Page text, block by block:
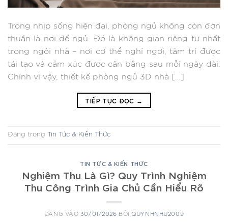
Trong nhịp sống hiện đại, phòng ngủ không còn đơn
thuần là nơi để ngủ. Đó là không gian riêng tư nhất
trong ngôi nhà – nơi cơ thể nghỉ ngơi, tâm trí được
tái tạo và cảm xúc được cân bằng sau mỗi ngày dài.
Chính vì vậy, thiết kế phòng ngủ 3D nhà […]
TIẾP TỤC ĐỌC →
Đăng trong Tin Tức & Kiến Thức
TIN TỨC & KIẾN THỨC
Nghiệm Thu Là Gì? Quy Trình Nghiệm
Thu Công Trình Gia Chủ Cần Hiểu Rõ
ĐĂNG VÀO 30/01/2026 BỞIQUYNHNHU2009